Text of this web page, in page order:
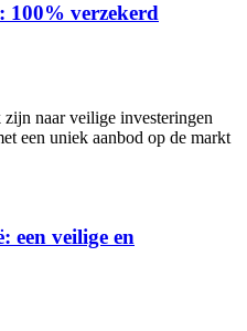
100% verzekerd
naar veilige investeringen
een uniek aanbod op de markt
een veilige en